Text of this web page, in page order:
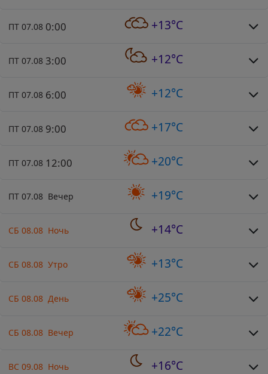
ПТ 07.08 0:00 +13°C
ПТ 07.08 3:00 +12°C
ПТ 07.08 6:00 +12°C
ПТ 07.08 9:00 +17°C
ПТ 07.08 12:00 +20°C
ПТ 07.08 Вечер +19°C
СБ 08.08 Ночь +14°C
СБ 08.08 Утро +13°C
СБ 08.08 День +25°C
СБ 08.08 Вечер +22°C
ВС 09.08 Ночь +16°C